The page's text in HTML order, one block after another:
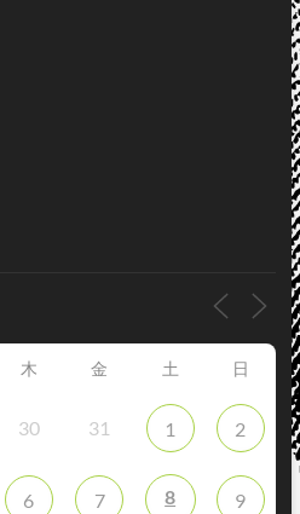
木 金 土 日
30 31 1 2
6 7 8 9